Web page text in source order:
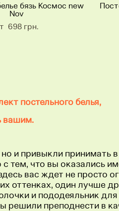
бязь Космос new
Nov
698 грн.
постельного белья,
вашим.
и привыкли принимать
тем, что вы оказались
вас ждет не просто
оттенках, один лучше
и пододеяльник
преподнести в